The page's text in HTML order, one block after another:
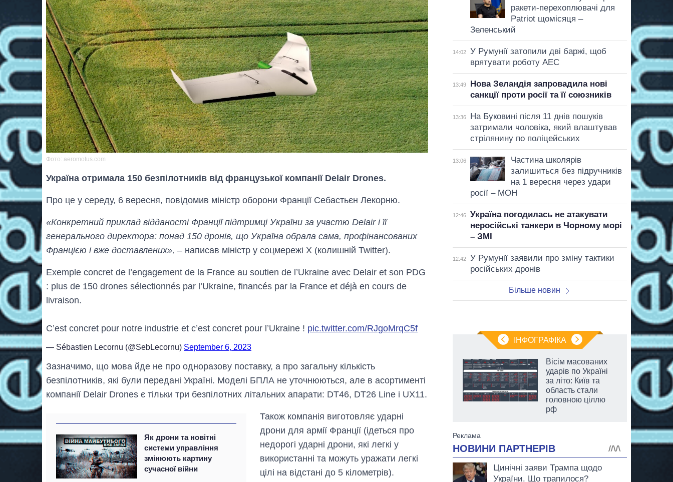
Фото: aeromotus.com
Україна отримала 150 безпілотників від французької компанії Delair Drones.
Про це у середу, 6 вересня, повідомив міністр оборони Франції Себастьєн Лекорню.
«Конкретний приклад відданості Франції підтримці України за участю Delair і її
генерального директора: понад 150 дронів, що Україна обрала сама, профінансованих
Францією і вже доставлених», – написав міністр у соцмережі X (колишній Twitter).
Exemple concret de l’engagement de la France au soutien de l’Ukraine avec Delair et son PDG
: plus de 150 drones sélectionnés par l’Ukraine, financés par la France et déjà en cours de
livraison.
C’est concret pour notre industrie et c’est concret pour l’Ukraine ! pic.twitter.com/RJgoMrqC5f
— Sébastien Lecornu (@SebLecornu) September 6, 2023
Зазначимо, що мова йде не про одноразову поставку, а про загальну кількість
безпілотників, які були передані Україні. Моделі БПЛА не уточнюються, але в асортименті
компанії Delair Drones є тільки три безпілотних літальних апарати: DT46, DT26 Line і UX11.
Як дрони та новітні
системи управління
змінюють картину
сучасної війни
Також компанія виготовляє ударні
дрони для армії Франції (ідеться про
недорогі ударні дрони, які легкі у
використанні та можуть уражати легкі
цілі на відстані до 5 кілометрів).
ракети-перехоплювачі для
Patriot щомісяця –
Зеленський
14:02
У Румунії затопили дві баржі, щоб
врятувати роботу АЕС
13:49
Нова Зеландія запровадила нові
санкції проти росії та її союзників
13:36
На Буковині після 11 днів пошуків
затримали чоловіка, який влаштував
стрілянину по поліцейських
13:06
Частина школярів
залишиться без підручників
на 1 вересня через удари
росії – МОН
12:46
Україна погодилась не атакувати
неросійські танкери в Чорному морі
– ЗМІ
12:42
У Румунії заявили про зміну тактики
російських дронів
Більше новин
ІНФОГРАФІКА
змінилася кількість
вступників на
бакалаврат,
магістратуру та
Вісім масованих
ударів по Україні
за літо: Київ та
область стали
головною ціллю
рф